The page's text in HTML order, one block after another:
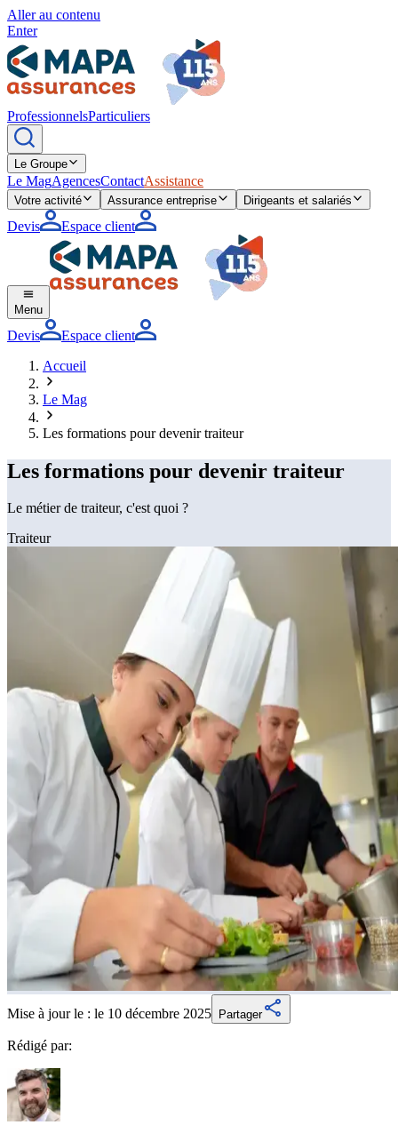
Aller au contenu
Enter
ProfessionnelsParticuliers
Le Groupe
Le MagAgencesContactAssistance
Votre activité Assurance entreprise Dirigeants et salariés
Devis Espace client
Menu
Devis
Espace client
Accueil
Le Mag
Les formations pour devenir traiteur
Les formations pour devenir traiteur
Le métier de traiteur, c'est quoi ?
Traiteur
Mise à jour le : le 10 décembre 2025 Partager
Rédigé par: